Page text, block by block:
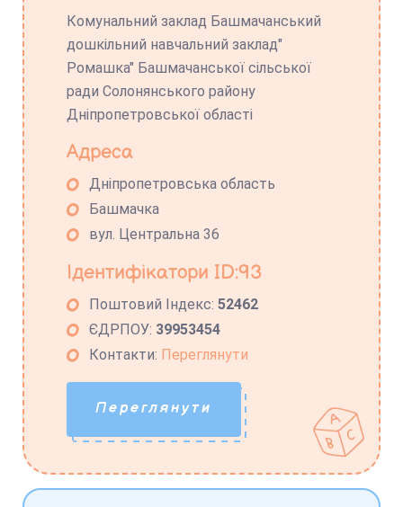
Комунальний заклад Башмачанський
дошкільний навчальний заклад"
Ромашка" Башмачанської сільської
ради Солонянського району
Дніпропетровської області
Адреса
Дніпропетровська область
Башмачка
вул. Центральна 36
Ідентифікатори ID:93
Поштовий Індекс:52462
ЄДРПОУ: 39953454
Контакти: Переглянути
Переглянути